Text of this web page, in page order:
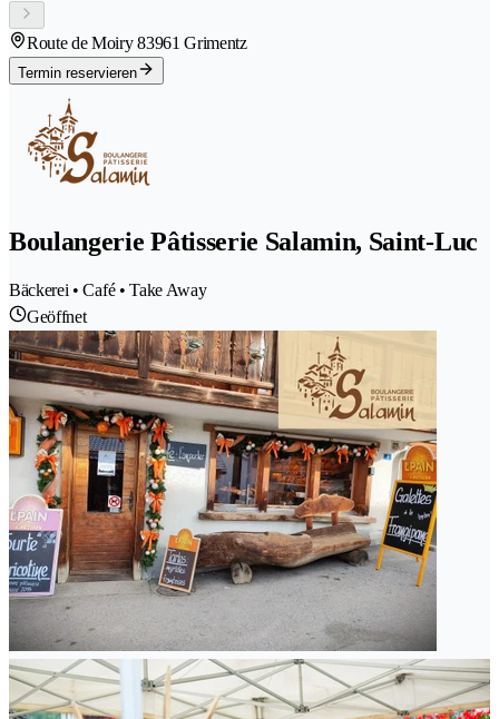
Route de Moiry 83961 Grimentz
Termin reservieren
Boulangerie Pâtisserie Salamin, Saint-Luc
Bäckerei • Café • Take Away
Geöffnet